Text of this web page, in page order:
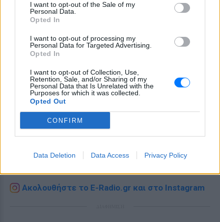
I want to opt-out of the Sale of my
Personal Data.
Opted In
I want to opt-out of processing my
Personal Data for Targeted Advertising.
Opted In
I want to opt-out of Collection, Use,
Retention, Sale, and/or Sharing of my
Personal Data that Is Unrelated with the
Purposes for which it was collected.
Opted Out
CONFIRM
Data Deletion Data Access Privacy Policy
Ακολουθήστε το E-Radio.gr στο
και μάθετε πρώτοιτα πιο hot νέα
Εσύ μπήκες στο E-Daily.gr; Τα νέα της ημέρας
Ακολουθήστε το E-Radio.gr και στο Instagram